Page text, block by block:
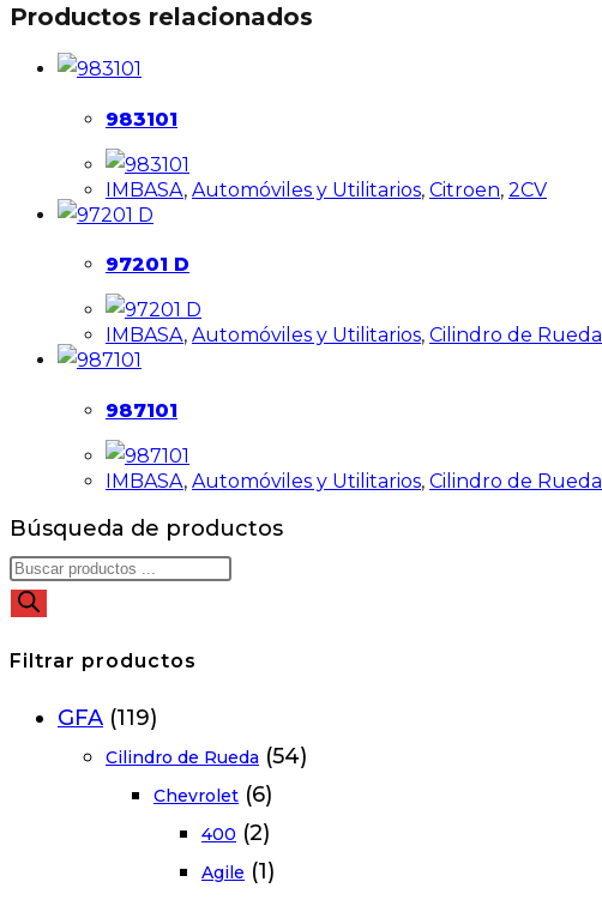
Productos relacionados
983101
IMBASA, Automóviles y Utilitarios, Citroen, 2CV
97201 D
IMBASA, Automóviles y Utilitarios, Cilindro de Rueda
987101
IMBASA, Automóviles y Utilitarios, Cilindro de Rueda
Búsqueda de productos
Filtrar productos
GFA (119)
Cilindro de Rueda (54)
Chevrolet (6)
400 (2)
Agile (1)